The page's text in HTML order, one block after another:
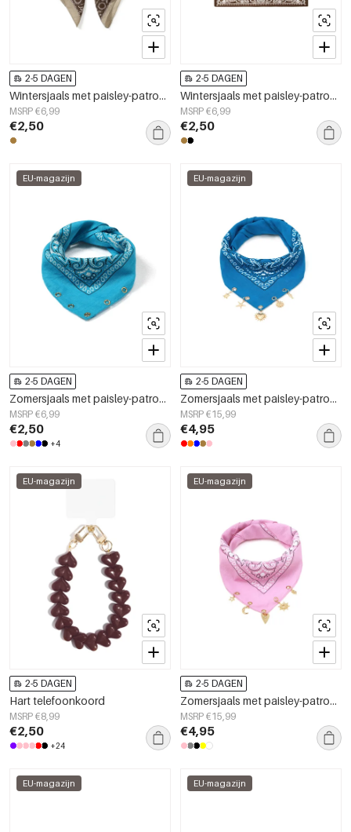
2-5 DAGEN
Wintersjaals met paisley-patroon, klassiek fluweel, dagelijkse accessoires
MSRP €6,99
€2,50
2-5 DAGEN
Wintersjaals met paisley-patroon, klassiek fluweel, dagelijkse accessoires
MSRP €6,99
€2,50
EU-magazijn
2-5 DAGEN
Zomersjaals met paisley-patroon, klassiek katoen, dagelijkse accessoires
MSRP €6,99
€2,50
+4
EU-magazijn
2-5 DAGEN
Zomersjaals met paisley-patroon, klassiek katoen, dagelijkse accessoires
MSRP €15,99
€4,95
EU-magazijn
2-5 DAGEN
Hart telefoonkoord
MSRP €8,99
€2,50
+24
EU-magazijn
2-5 DAGEN
Zomersjaals met paisley-patroon, klassiek katoen, dagelijkse accessoires
MSRP €15,99
€4,95
EU-magazijn EU-magazijn